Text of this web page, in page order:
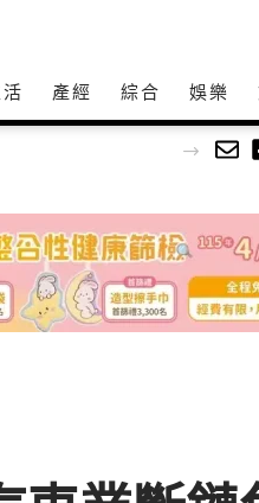
產經 綜合 娛樂